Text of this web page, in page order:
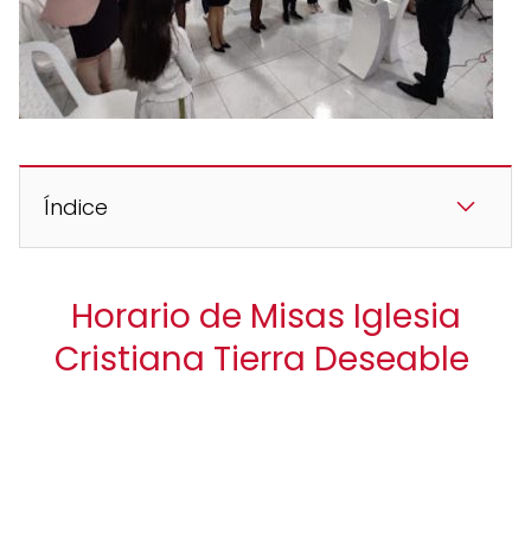
Índice
Horario de Misas Iglesia
Cristiana Tierra Deseable